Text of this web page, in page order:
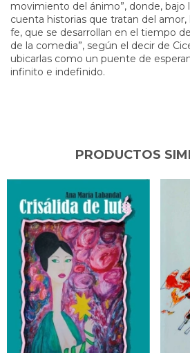
movimiento del ánimo”, donde, bajo
cuenta historias que tratan del amor,
fe, que se desarrollan en el tiempo
de la comedia”, según el decir de
ubicarlas como un puente de
infinito e indefinido.
PRODUCTOS